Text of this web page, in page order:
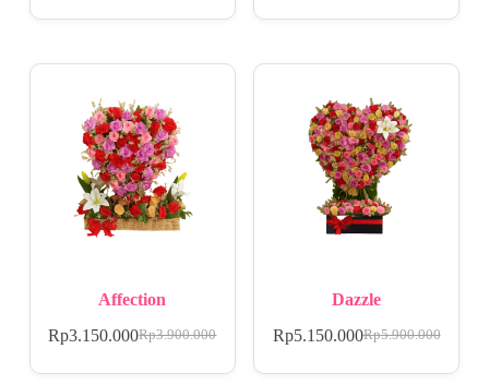
Affection
Rp3.900.000
Rp3.150.000
Dazzle
Rp5.900.000
Rp5.150.000